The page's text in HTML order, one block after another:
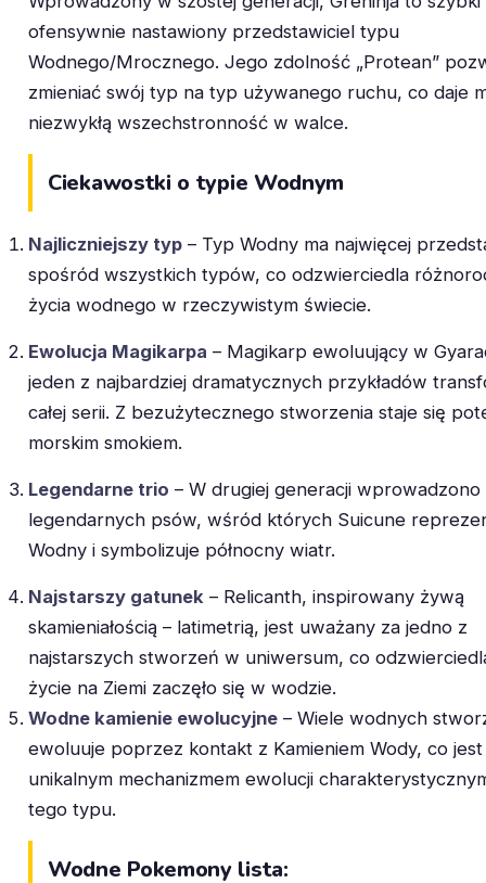
ofensywnie nastawiony przedstawiciel typu
Wodnego/Mrocznego. Jego zdolność „Protean”
zmieniać swój typ na typ używanego ruchu, co daje
niezwykłą wszechstronność w walce.
Ciekawostki o typie Wodnym
Najliczniejszy typ – Typ Wodny ma najwięcej
spośród wszystkich typów, co odzwierciedla
życia wodnego w rzeczywistym świecie.
Ewolucja Magikarpa – Magikarp ewoluujący w
jeden z najbardziej dramatycznych przykładów
całej serii. Z bezużytecznego stworzenia staje się
morskim smokiem.
Legendarne trio – W drugiej generacji wprowadzono
legendarnych psów, wśród których Suicune
Wodny i symbolizuje północny wiatr.
Najstarszy gatunek – Relicanth, inspirowany żywą
skamieniałością – latimetrią, jest uważany za jedno z
najstarszych stworzeń w uniwersum, co
życie na Ziemi zaczęło się w wodzie.
Wodne kamienie ewolucyjne – Wiele wodnych
ewoluuje poprzez kontakt z Kamieniem Wody, co jest
unikalnym mechanizmem ewolucji
tego typu.
Wodne Pokemony lista: